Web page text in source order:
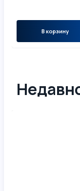
В корзину